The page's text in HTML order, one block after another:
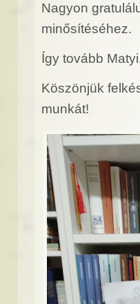
Nagyon
minősítéséhez.
Így tovább
Köszönjük
munkát!